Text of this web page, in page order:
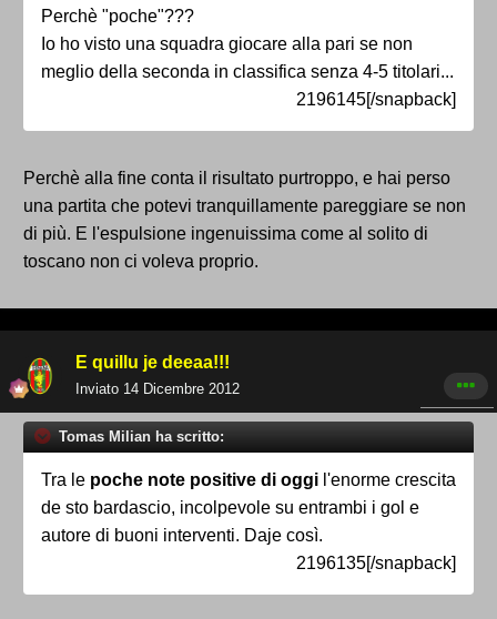
Perchè "poche"???
Io ho visto una squadra giocare alla pari se non
meglio della seconda in classifica senza 4-5 titolari...
2196145[/snapback]
Perchè alla fine conta il risultato purtroppo, e hai perso
una partita che potevi tranquillamente pareggiare se non
di più. E l'espulsione ingenuissima come al solito di
toscano non ci voleva proprio.
E quillu je deeaa!!!
Inviato 14 Dicembre 2012
Tomas Milian ha scritto:
Tra le poche note positive di oggi l'enorme crescita
de sto bardascio, incolpevole su entrambi i gol e
autore di buoni interventi. Daje così.
2196135[/snapback]